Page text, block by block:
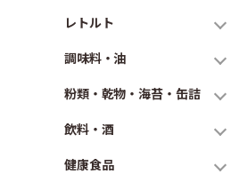
レトルト
調味料・油
粉類・乾物・海苔・缶詰
飲料・酒
健康食品